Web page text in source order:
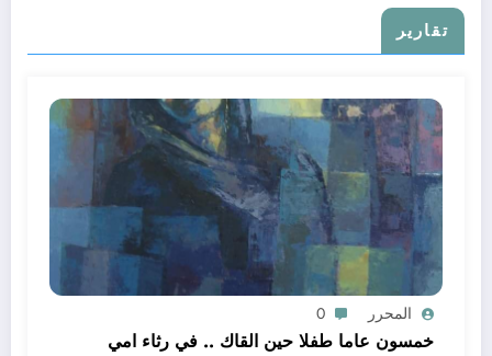
تقارير
المحرر 0
خمسون عاما طفلا حين القاك .. في رثاء امي